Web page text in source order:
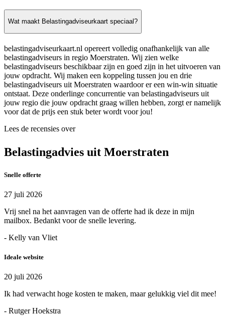
Wat maakt Belastingadviseurkaart speciaal?
belastingadviseurkaart.nl opereert volledig onafhankelijk van alle
belastingadviseurs in regio Moerstraten. Wij zien welke
belastingadviseurs beschikbaar zijn en goed zijn in het uitvoeren van
jouw opdracht. Wij maken een koppeling tussen jou en drie
belastingadviseurs uit Moerstraten waardoor er een win-win situatie
ontstaat. Deze onderlinge concurrentie van belastingadviseurs uit
jouw regio die jouw opdracht graag willen hebben, zorgt er namelijk
voor dat de prijs een stuk beter wordt voor jou!
Lees de recensies over
Belastingadvies uit Moerstraten
Snelle offerte
27 juli 2026
Vrij snel na het aanvragen van de offerte had ik deze in mijn
mailbox. Bedankt voor de snelle levering.
- Kelly van Vliet
Ideale website
20 juli 2026
Ik had verwacht hoge kosten te maken, maar gelukkig viel dit mee!
- Rutger Hoekstra